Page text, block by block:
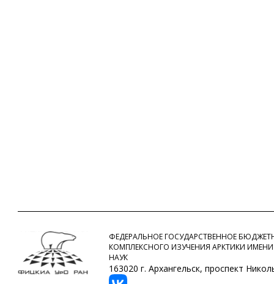
ФЕДЕРАЛЬНОЕ ГОСУДАРСТВЕННОЕ
КОМПЛЕКСНОГО ИЗУЧЕНИЯ АРКТИКИ
НАУК
163020 г. Архангельск, проспект